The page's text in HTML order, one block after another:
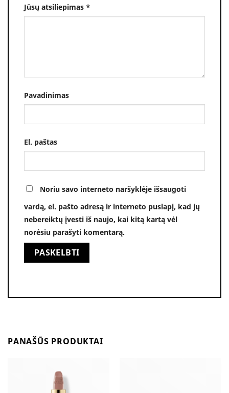
Jūsų atsiliepimas *
Pavadinimas
El. paštas
Noriu savo interneto naršyklėje išsaugoti
vardą, el. pašto adresą ir interneto puslapį, kad jų
nebereiktų įvesti iš naujo, kai kitą kartą vėl
norėsiu parašyti komentarą.
PANAŠŪS PRODUKTAI